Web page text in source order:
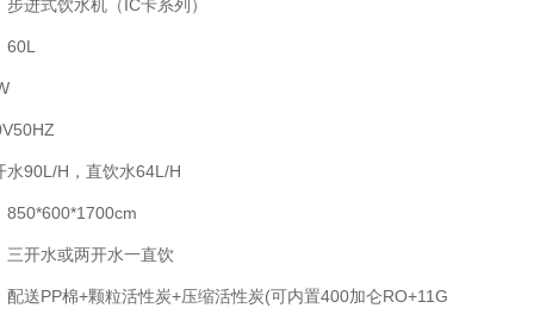
进式饮水机（IC卡系列）
水90L/H，直饮水64L/H
850*600*1700cm
三开水或两开水一直饮
配送PP棉+颗粒活性炭+压缩活性炭(可内置400加仑RO+11G